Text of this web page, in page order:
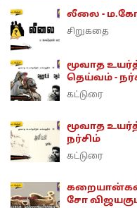
லீலை -
சிறுகதை
மூவாத
தெய்வம் -
கட்டுரை
மூவாத
நர்சிம்
கட்டுரை
சோ